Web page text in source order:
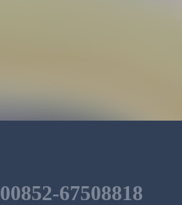
00852-67508818